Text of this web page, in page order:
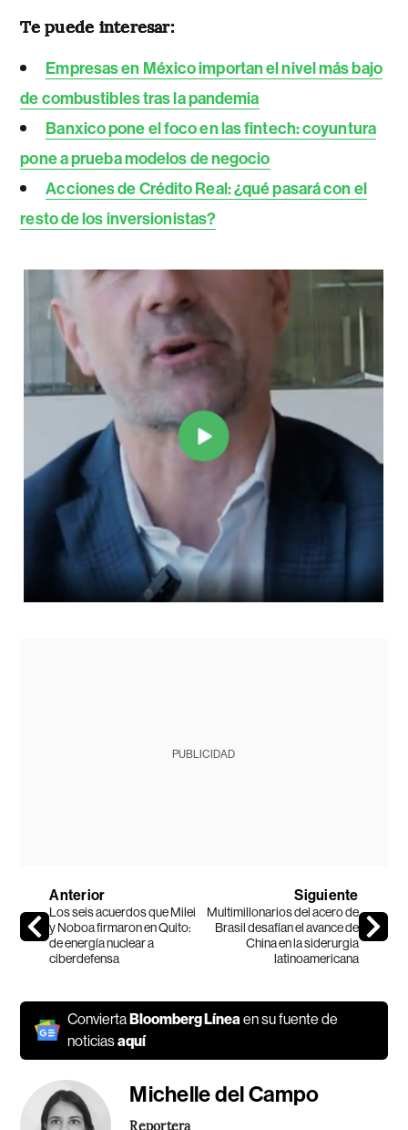
Te puede interesar:
Empresas en México importan el nivel más bajo
de combustibles tras la pandemia
Banxico pone el foco en las fintech: coyuntura
pone a prueba modelos de negocio
Acciones de Crédito Real: ¿qué pasará con el
resto de los inversionistas?
PUBLICIDAD
Anterior
Los seis acuerdos que Milei
y Noboa firmaron en Quito:
de energía nuclear a
ciberdefensa
Siguiente
Multimillonarios del acero de
Brasil desafían el avance de
China en la siderurgia
latinoamericana
ConviertaBloomberg Línea en su fuente de
noticiasaquí
Michelle del Campo
Reportera